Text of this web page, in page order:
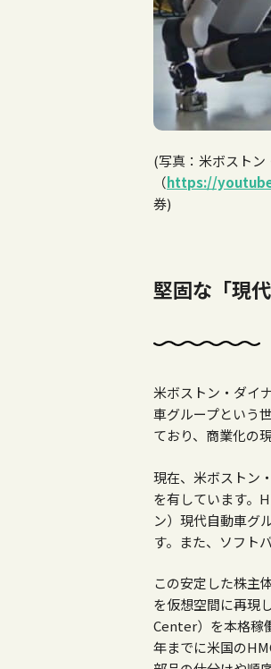
(写真：米ボスト
（https://
券)
堅固な「現
米ボストン・ダイ
車グループという
ており、商業化の
現在、米ボストン
を有しています。
ン）現代自動車グ
す。また、ソフト
この安定した株主
を仮想空間に再現
Center）を本格稼
年までに米国の